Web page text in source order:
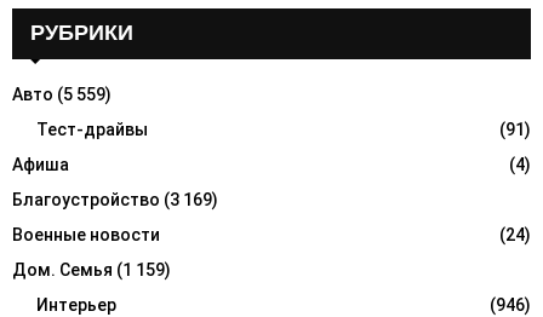
o
R
C
H
РУБРИКИ
Авто (5 559)
Тест-драйвы
(91)
Афиша
(4)
Благоустройство (3 169)
Военные новости
(24)
Дом. Семья (1 159)
Интерьер
(946)